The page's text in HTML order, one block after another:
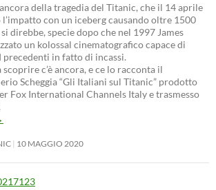
della tragedia del Titanic, che il 14 aprile
con un iceberg causando oltre 1500
direbbe, specie dopo che nel 1997 James
un kolossal cinematografico capace di
in fatto di incassi.
scoprire c’è ancora, e ce lo racconta il
Scheggia “Gli Italiani sul Titanic” prodotto
Fox International Channels Italy e trasmesso
10 MAGGIO 2020